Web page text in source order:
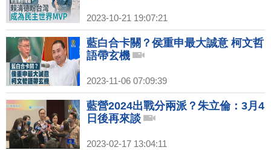
2023-10-21 19:07:21
藍白合卡關？侯重申最大誠意 柯文哲
語帶玄機
2023-11-06 07:09:39
藍營2024出戰分兩派？朱立倫：3月4
日後再來談
2023-02-17 13:04:11